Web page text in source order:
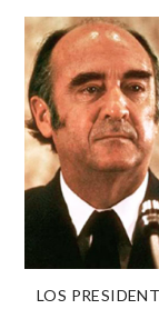
LOS